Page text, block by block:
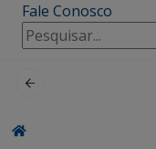
Fale Conosco
Pesquisar
por: